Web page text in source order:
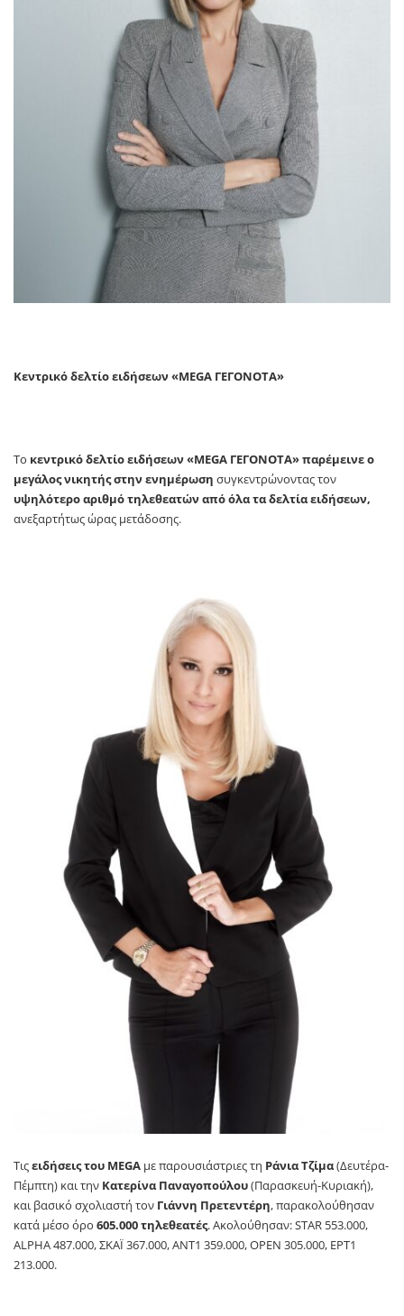
Κεντρικό δελτίο ειδήσεων «MEGA ΓΕΓΟΝΟΤΑ»
Το κεντρικό δελτίο ειδήσεων «MEGA ΓΕΓΟΝΟΤΑ»παρέμεινε ο
μεγάλος νικητής στην ενημέρωση συγκεντρώνοντας τον
υψηλότερο αριθμό τηλεθεατών από όλα τα δελτία ειδήσεων,
ανεξαρτήτως ώρας μετάδοσης.
Τιςειδήσεις του MEGA με παρουσιάστριες τη Ράνια Τζίμα(Δευτέρα-
Πέμπτη) και την Κατερίνα Παναγοπούλου(Παρασκευή-Κυριακή),
και βασικό σχολιαστή τον Γιάννη Πρετεντέρη, παρακολούθησαν
κατά μέσο όρο 605.000 τηλεθεατές. Ακολούθησαν:STAR 553.000,
ALPHA487.000, ΣΚΑΪ 367.000,ANT1 359.000,OPEN 305.000, ΕΡΤ1
213.000.